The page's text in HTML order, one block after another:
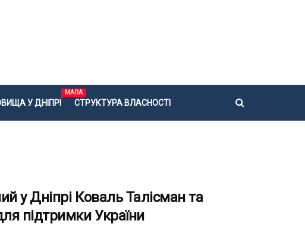
У ДНІПРІ
МАПА
СТРУКТУРА ВЛАСНОСТІ
у Дніпрі Коваль Талісман та
підтримки України